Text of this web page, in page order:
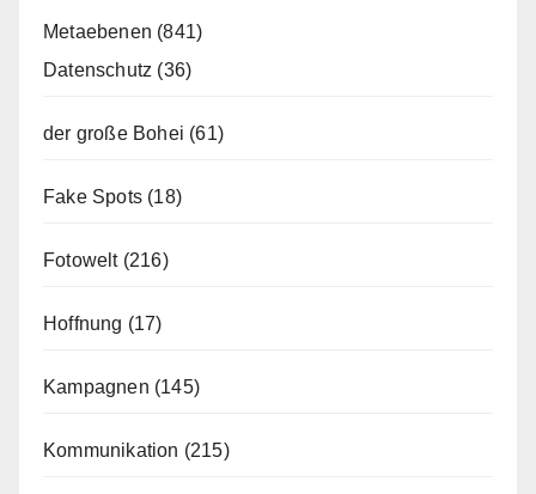
Metaebenen (841)
Datenschutz (36)
der große Bohei (61)
Fake Spots (18)
Fotowelt(216)
Hoffnung (17)
Kampagnen (145)
Kommunikation (215)